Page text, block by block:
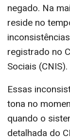
negado. Na
reside no
registrado no
Sociais (CNIS).
Essas
tona no
quando o
detalhada do